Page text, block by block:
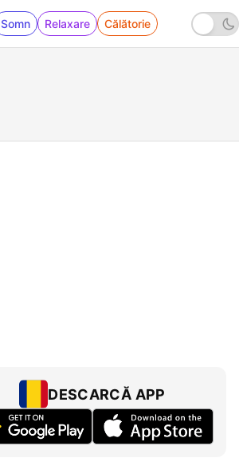
Somn Relaxare Călătorie
DESCARCĂ APP